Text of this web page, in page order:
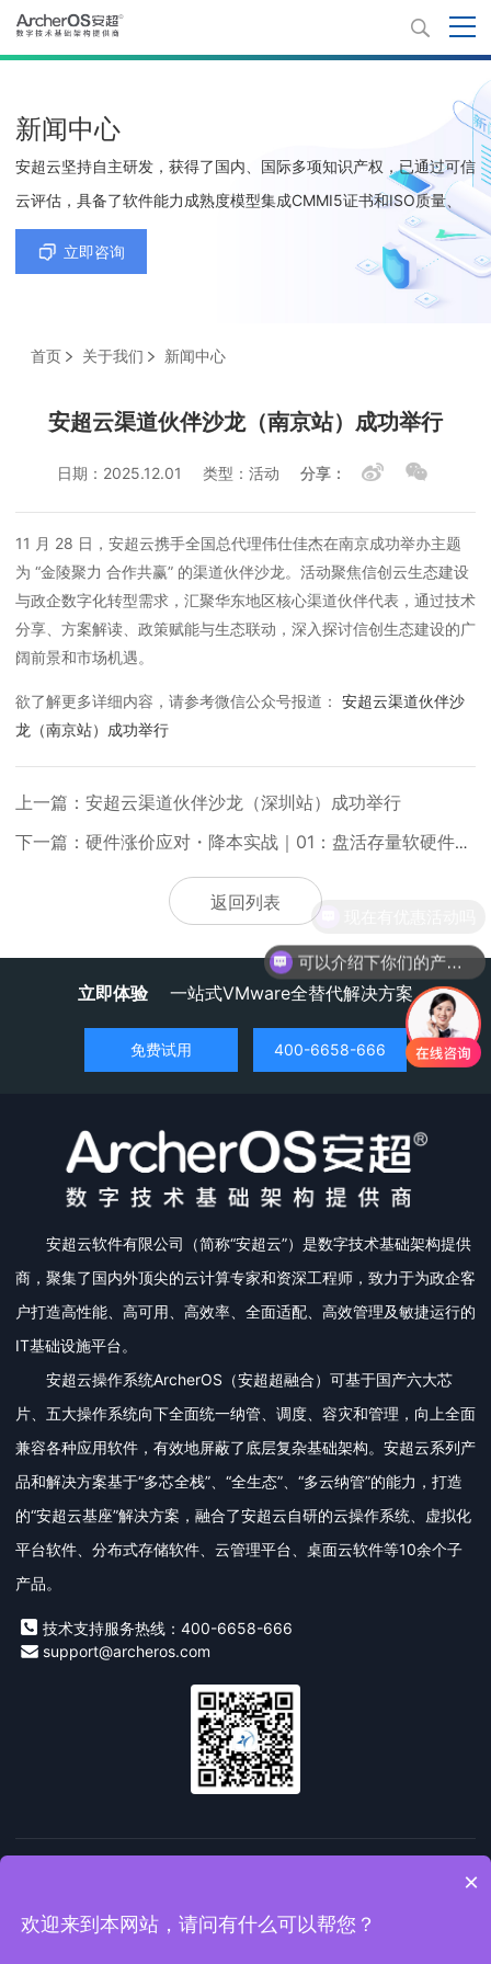
新闻中心
安超云坚持自主研发，获得了国内、国际多项知识产权，已通过可信
云评估，具备了软件能力成熟度模型集成CMMI5证书和ISO质量、
环境、职业健康安全、信息技术服务及信息安全等5项管理体系认证
立即咨询
首页 关于我们 新闻中心
安超云渠道伙伴沙龙（南京站）成功举行
日期：2025.12.01 类型：活动 分享：
11 月 28 日，安超云携手全国总代理伟仕佳杰在南京成功举办主题
为 “金陵聚力 合作共赢” 的渠道伙伴沙龙。活动聚焦信创云生态建设
与政企数字化转型需求，汇聚华东地区核心渠道伙伴代表，通过技术
分享、方案解读、政策赋能与生态联动， 深入探讨信创生态建设的广
阔前景和市场机遇。
欲了解更多详细内容，请参考微信公众号报道： 安超云渠道伙伴沙
龙（南京站）成功举行
上一篇：安超云渠道伙伴沙龙（深圳站）成功举行
下一篇：硬件涨价应对・降本实战｜01：盘活存量软硬件，破解成本困局
返回列表
立即体验 一站式VMware全替代解决方案
免费试用 400-6658-666
安超云软件有限公司（简称“安超云”）是数字技术基础架构提供
商，聚集了国内外顶尖的云计算专家和资深工程师，致力于为政企客
户打造高性能、高可用、高效率、全面适配、高效管理及敏捷运行的
IT基础设施平台。
安超云操作系统ArcherOS（安超超融合）可基于国产六大芯
片、五大操作系统向下全面统一纳管、调度、容灾和管理，向上全面
兼容各种应用软件，有效地屏蔽了底层复杂基础架构。安超云系列产
品和解决方案基于“多芯全栈”、“全生态”、“多云纳管”的能力，打造
的“安超云基座”解决方案，融合了安超云自研的云操作系统、虚拟化
平台软件、分布式存储软件、云管理平台、桌面云软件等10余个子
产品。
技术支持服务热线：400-6658-666
support@archeros.com
超融合一体
Copyright© 2019-2026 安超云软件有限公司版权所有
可以介绍下你们的产品么
×
欢迎来到本网站，请问有什么可以帮您？